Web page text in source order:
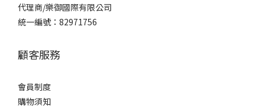
代理商/樂御國際有限公司
統一編號：82971756
顧客服務
會員制度
購物須知